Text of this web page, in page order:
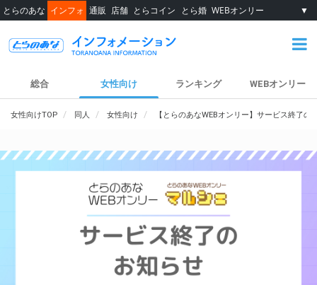
とらのあな インフォ 通販 店舗 とらコイン とら婚 WEBオンリー ▼
総合 女性向け ランキング WEBオンリー
女性向けTOP 同人 女性向け 【とらのあなWEBオンリー】サービス終了の